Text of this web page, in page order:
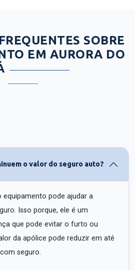
SOBRE
EM AURORA DO
o valor do seguro auto?
equipamento pode ajudar a
Isso porque, ele é um
que pode evitar o furto ou
da apólice pode reduzir em até
seguro.